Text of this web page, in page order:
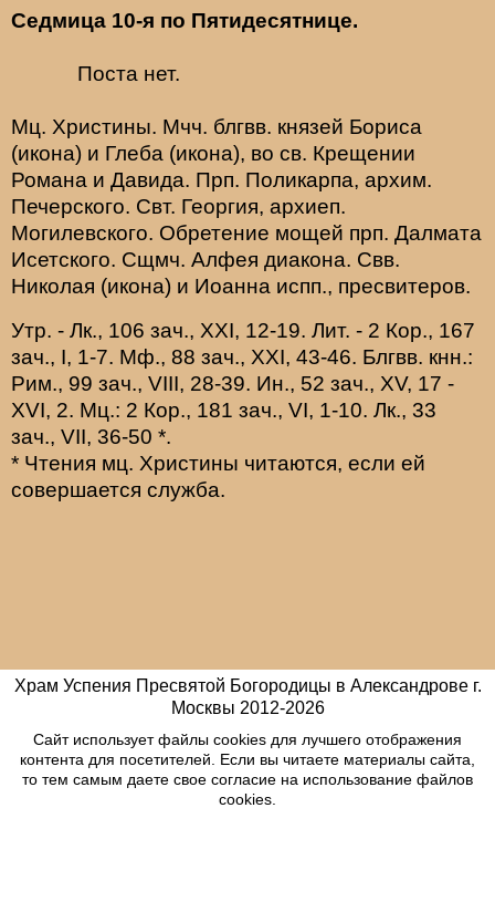
Седмица 10-я по Пятидесятнице.
Поста нет.
Мц. Христины. Мчч. блгвв. князей Бориса
(икона) и Глеба (икона), во св. Крещении
Романа и Давида. Прп. Поликарпа, архим.
Печерского. Свт. Георгия, архиеп.
Могилевского. Обретение мощей прп. Далмата
Исетского. Сщмч. Алфея диакона. Свв.
Николая (икона) и Иоанна испп., пресвитеров.
Утр. - Лк., 106 зач., XXI, 12-19. Лит. - 2 Кор., 167
зач., I, 1-7. Мф., 88 зач., XXI, 43-46. Блгвв. кнн.:
Рим., 99 зач., VIII, 28-39. Ин., 52 зач., XV, 17 -
XVI, 2. Мц.: 2 Кор., 181 зач., VI, 1-10. Лк., 33
зач., VII, 36-50 *.
* Чтения мц. Христины читаются, если ей
совершается служба.
Храм Успения Пресвятой Богородицы в Александрове г.
Москвы 2012-2026
Сайт использует файлы cookies для лучшего отображения
контента для посетителей. Если вы читаете материалы сайта,
то тем самым даете свое согласие на использование файлов
cookies.